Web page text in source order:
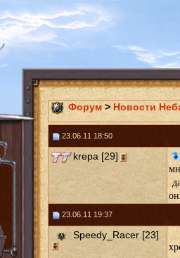
Форум> Новости
23.06.11 18:50
krepa [29]
23.06.11 19:37
Speedy_Racer [23]